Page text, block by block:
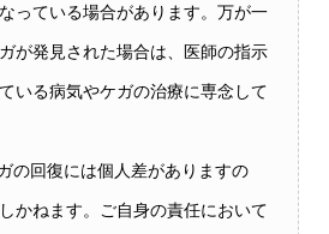
っている場合があります。万が一
が発見された場合は、医師の指示
いる病気やケガの治療に専念して
の回復には個人差がありますの
かねます。ご自身の責任において